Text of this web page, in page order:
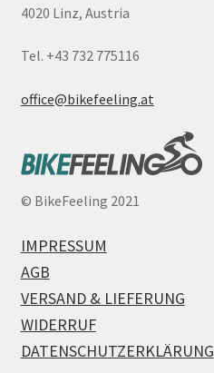
4020 Linz, Austria
Tel. +43 732 775116
office@bikefeeling.at
© BikeFeeling 2021
IMPRESSUM
AGB
VERSAND & LIEFERUNG
WIDERRUF
DATENSCHUTZERKLÄRUNG